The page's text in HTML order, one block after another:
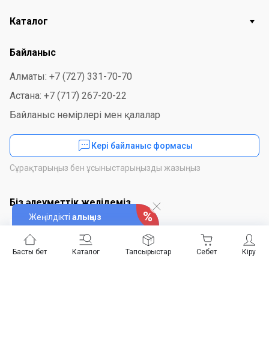
Басты бет Каталог Кіру
Тапсырыстар Себет
Жеңілдікті алыңыз
Каталог
Байланыс
Алматы: +7 (727) 331-70-70
Астана: +7 (717) 267-20-22
Байланыс нөмірлері мен қалалар
Кері байланыс формасы
Сұрақтарыңыз бен ұсыныстарыңызды жазыңыз
Біз әлеуметтік желідеміз